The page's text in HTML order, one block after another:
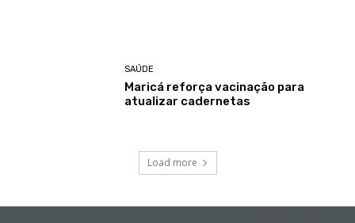
SAÚDE
Maricá reforça vacinação para
atualizar cadernetas
Load more